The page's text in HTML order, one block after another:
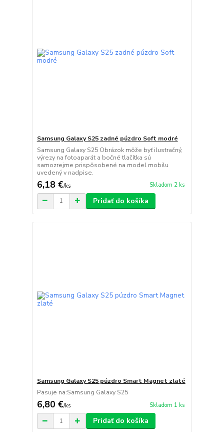
Samsung Galaxy S25 zadné púzdro Soft modré
Samsung Galaxy S25 Obrázok môže byť ilustračný,
výrezy na fotoaparát a bočné tlačítka sú
samozrejme prispôsobené na model mobilu
uvedený v nadpise.
6,18 €/ks Skladom 2 ks
Pridať do košíka
Samsung Galaxy S25 púzdro Smart Magnet zlaté
Pasuje na:Samsung Galaxy S25
6,80 €/ks Skladom 1 ks
Pridať do košíka